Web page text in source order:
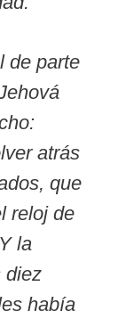
de parte
atrás
que
reloj de
la
diez
había